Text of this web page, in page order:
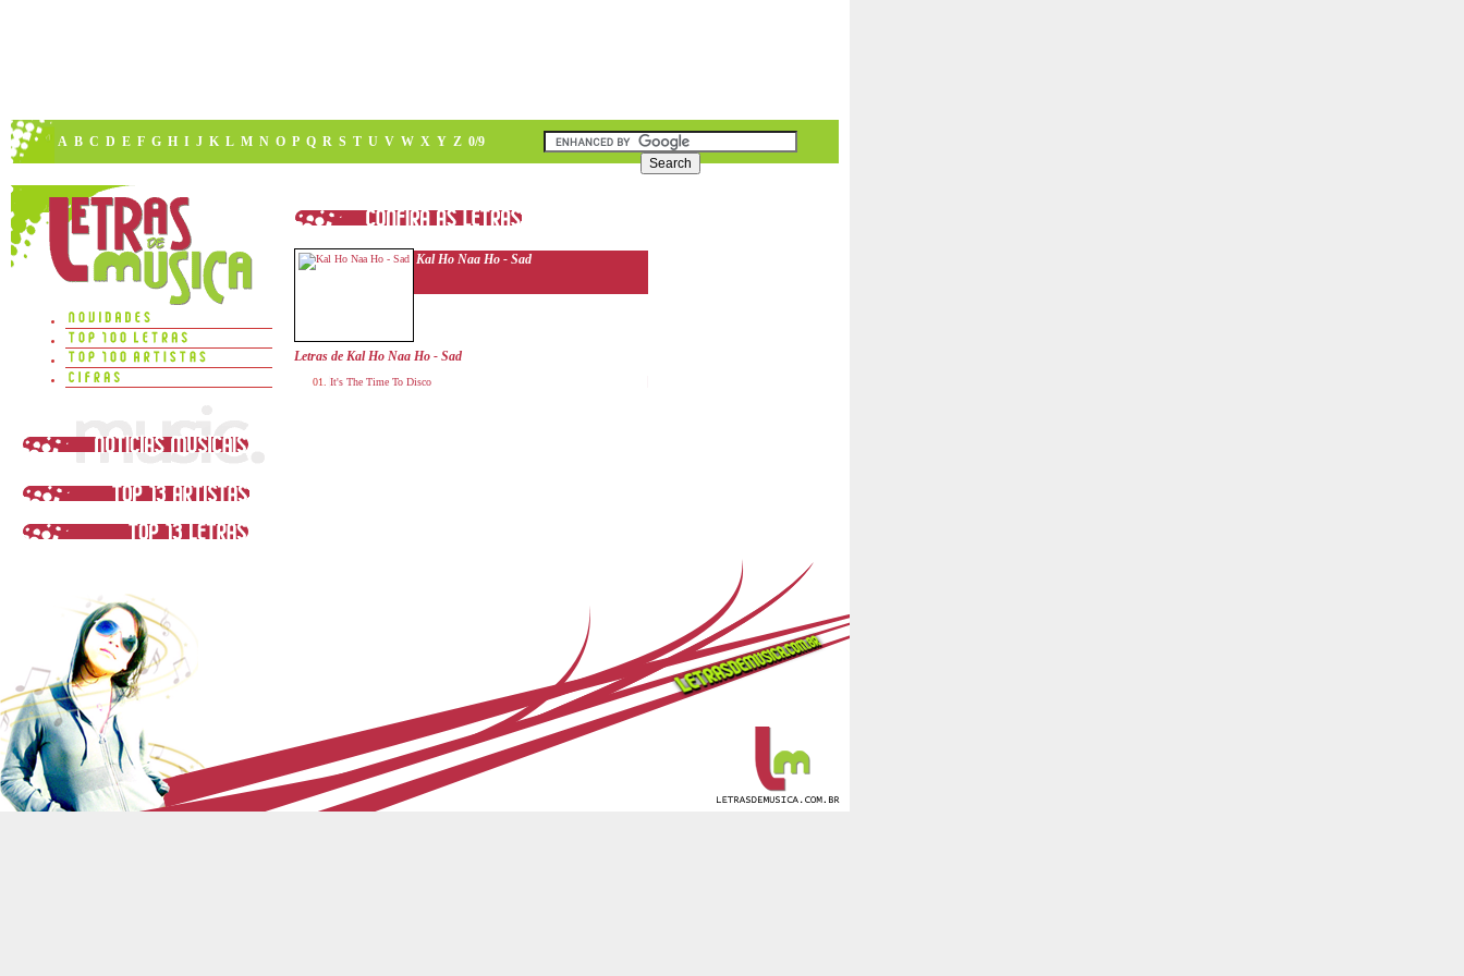
A B C D E F G H I J K L M N O P Q R S T U V W X Y Z 0/9
Kal Ho Naa Ho - Sad
Letras de Kal Ho Naa Ho - Sad
It's The Time To Disco